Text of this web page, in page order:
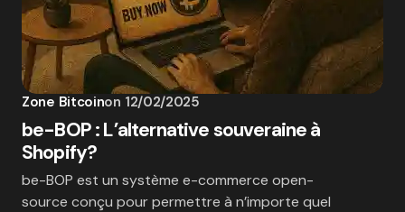
Zone Bitcoinon 12/02/2025
be-BOP : L’alternative souveraine à
Shopify?
be-BOP est un système e-commerce open-
source conçu pour permettre à n’importe quel